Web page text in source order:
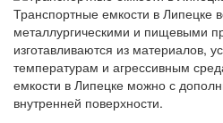
Транспортные емкости в Липецке
металлургическими и пищевыми
изготавливаются из материалов,
температурам и агрессивным
емкости в Липецке можно с
внутренней поверхности.